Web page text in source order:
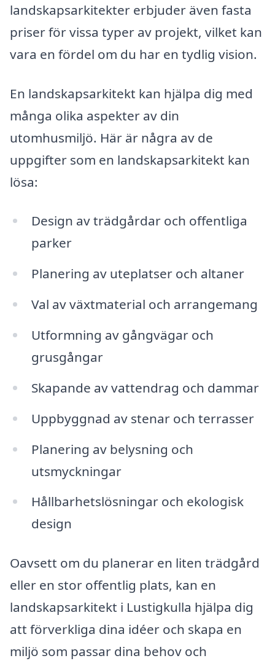
landskapsarkitekter erbjuder även fasta
priser för vissa typer av projekt, vilket kan
vara en fördel om du har en tydlig vision.
En landskapsarkitekt kan hjälpa dig med
många olika aspekter av din
utomhusmiljö. Här är några av de
uppgifter som en landskapsarkitekt kan
lösa:
Design av trädgårdar och offentliga
parker
Planering av uteplatser och altaner
Val av växtmaterial och arrangemang
Utformning av gångvägar och
grusgångar
Skapande av vattendrag och dammar
Uppbyggnad av stenar och terrasser
Planering av belysning och
utsmyckningar
Hållbarhetslösningar och ekologisk
design
Oavsett om du planerar en liten trädgård
eller en stor offentlig plats, kan en
landskapsarkitekt i Lustigkulla hjälpa dig
att förverkliga dina idéer och skapa en
miljö som passar dina behov och